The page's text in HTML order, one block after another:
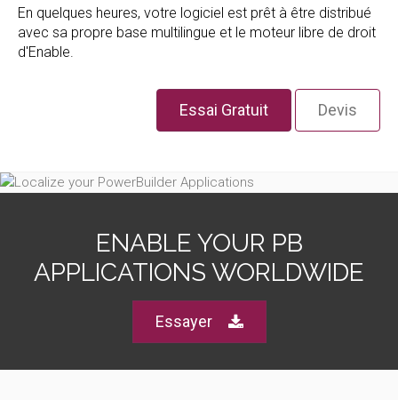
En quelques heures, votre logiciel est prêt à être distribué
avec sa propre base multilingue et le moteur libre de droit
d'Enable.
Essai Gratuit Devis
ENABLE YOUR PB
APPLICATIONS WORLDWIDE
Essayer